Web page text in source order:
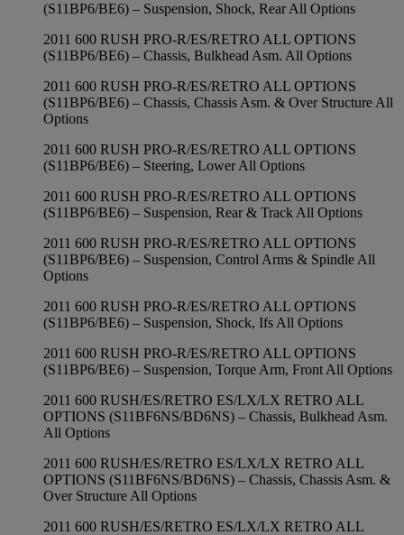
(S11BP6/BE6) – Suspension, Shock, Rear All Options
2011 600 RUSH PRO-R/ES/RETRO ALL OPTIONS
(S11BP6/BE6) – Chassis, Bulkhead Asm. All Options
2011 600 RUSH PRO-R/ES/RETRO ALL OPTIONS
(S11BP6/BE6) – Chassis, Chassis Asm. & Over Structure All
Options
2011 600 RUSH PRO-R/ES/RETRO ALL OPTIONS
(S11BP6/BE6) – Steering, Lower All Options
2011 600 RUSH PRO-R/ES/RETRO ALL OPTIONS
(S11BP6/BE6) – Suspension, Rear & Track All Options
2011 600 RUSH PRO-R/ES/RETRO ALL OPTIONS
(S11BP6/BE6) – Suspension, Control Arms & Spindle All
Options
2011 600 RUSH PRO-R/ES/RETRO ALL OPTIONS
(S11BP6/BE6) – Suspension, Shock, Ifs All Options
2011 600 RUSH PRO-R/ES/RETRO ALL OPTIONS
(S11BP6/BE6) – Suspension, Torque Arm, Front All Options
2011 600 RUSH/ES/RETRO ES/LX/LX RETRO ALL
OPTIONS (S11BF6NS/BD6NS) – Chassis, Bulkhead Asm.
All Options
2011 600 RUSH/ES/RETRO ES/LX/LX RETRO ALL
OPTIONS (S11BF6NS/BD6NS) – Chassis, Chassis Asm. &
Over Structure All Options
2011 600 RUSH/ES/RETRO ES/LX/LX RETRO ALL